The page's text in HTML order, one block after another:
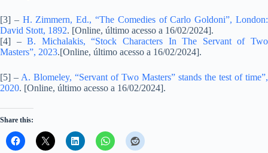
[3] – H. Zimmern, Ed., “The Comedies of Carlo Goldoni”, London:
David Stott, 1892. [Online, último acesso a 16/02/2024].
[4] –B. Michalakis, “Stock Characters In The Servant of Two
Masters”, 2023.[Online, último acesso a 16/02/2024].
[5] – A. Blomeley, “Servant of Two Masters” stands the test of time”,
2020. [Online, último acesso a 16/02/2024].
Share this: